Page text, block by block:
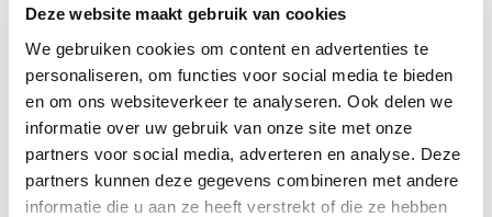
Deze website maakt gebruik van cookies
We gebruiken cookies om content en advertenties te
personaliseren, om functies voor social media te bieden
en om ons websiteverkeer te analyseren. Ook delen we
informatie over uw gebruik van onze site met onze
partners voor social media, adverteren en analyse. Deze
partners kunnen deze gegevens combineren met andere
informatie die u aan ze heeft verstrekt of die ze hebben